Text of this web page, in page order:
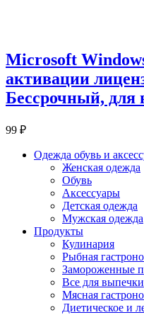
Microsoft
активации
Бессрочный, для
99 ₽
Одежда обувь и
Женская одежда
Обувь
Аксессуары
Детская одежда
Мужская одежда
Продукты
Кулинария
Рыбная
Замороженные
Все для выпечки
Мясная
Диетическое и